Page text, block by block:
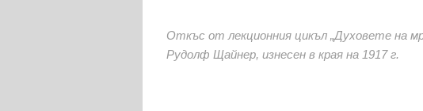
Откъс от лекционния цикъл „Духовете на
Рудолф Щайнер, изнесен в края на 1917 г.